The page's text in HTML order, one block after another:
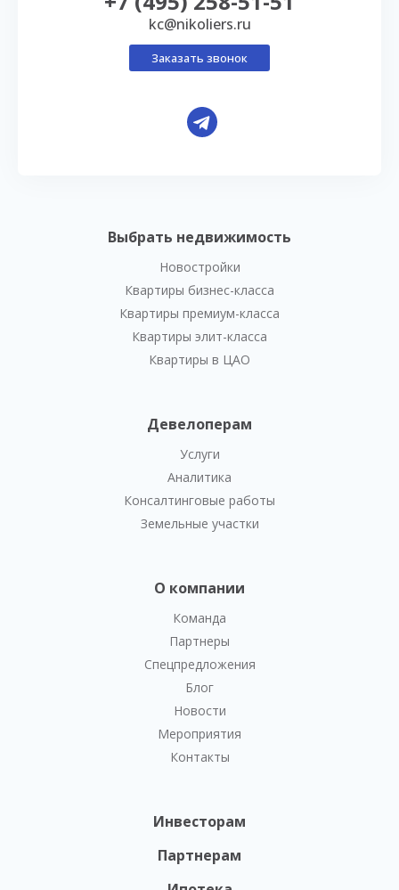
Выбрать недвижимость
Новостройки
Квартиры бизнес-класса
Квартиры премиум-класса
Квартиры элит-класса
Квартиры в ЦАО
Девелоперам
Услуги
Аналитика
Консалтинговые работы
Земельные участки
О компании
Команда
Партнеры
Спецпредложения
Блог
Новости
Мероприятия
Контакты
Инвесторам
Партнерам
kc@nikoliers.ru
Заказать звонок